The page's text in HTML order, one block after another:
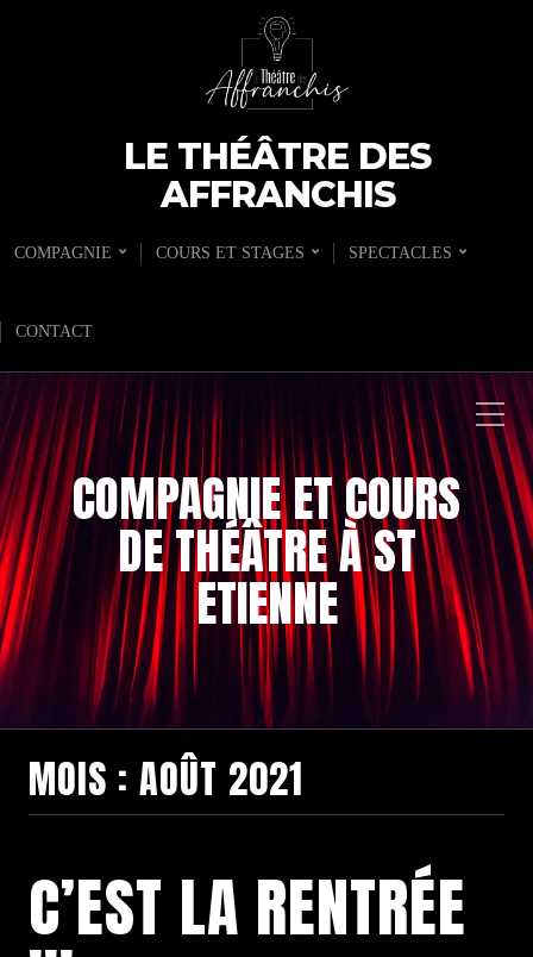
LE THÉÂTRE DES
AFFRANCHIS
COMPAGNIE COURS ET STAGES SPECTACLES
CONTACT
COMPAGNIE ET COURS
DE THÉÂTRE À ST
ETIENNE
MOIS : AOÛT 2021
C’EST LA RENTRÉE